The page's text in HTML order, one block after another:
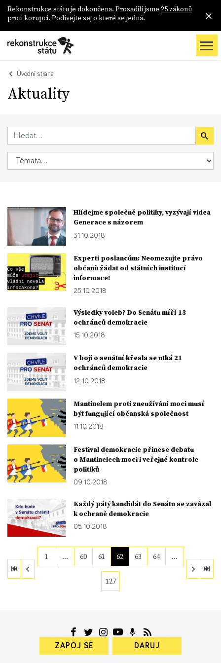
Rekonstrukce státu je dokončena. Prosadili jsme 25 zákonů
proti korupci. Podívejte se, o které se jedná.
Úvodní strana
Aktuality
Hlídejme společně politiky, vyzývají videa
Generace s názorem
31. 10. 2018
Experti poslancům: Neomezujte právo
občanů žádat od státních institucí
informace!
25. 10. 2018
Výsledky voleb? Do Senátu míří 13
ochránců demokracie
15. 10. 2018
V boji o senátní křesla se utká 21
ochránců demokracie
12. 10. 2018
Mantinelem proti zneužívání moci musí
být fungující občanská společnost
11. 10. 2018
Festival demokracie přinese debatu
o Mantinelech moci i veřejné kontrole
politiků
09. 10. 2018
Každý pátý kandidát do Senátu se zavázal
k ochraně demokracie
05. 10. 2018
1 … 60 61 62 63 64 …
127
ZAPOJ SE DARUJ